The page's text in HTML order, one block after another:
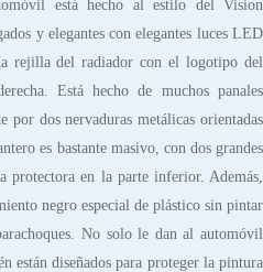
está hecho al estilo del Vision
y elegantes con elegantes luces LED
rejilla del radiador con el logotipo del
Está hecho de muchos panales
por dos nervaduras metálicas orientadas
es bastante masivo, con dos grandes
protectora en la parte inferior. Además,
negro especial de plástico sin pintar
No solo le dan al automóvil
están diseñados para proteger la pintura